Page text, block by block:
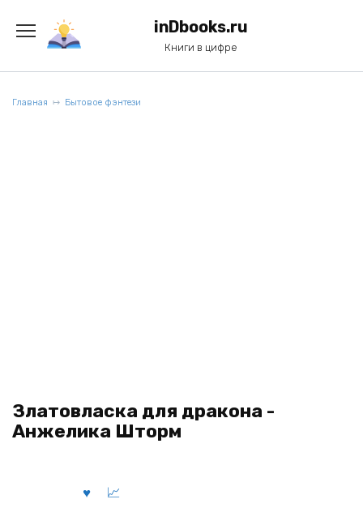
содержанию
inDbooks.ru
Книги в цифре
Главная Бытовое фэнтези
Златовласка для дракона -
Анжелика Шторм